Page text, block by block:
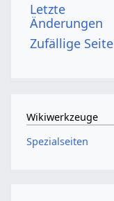
Letzte
Änderungen
Zufällige Seite
Wikiwerkzeuge
Spezialseiten